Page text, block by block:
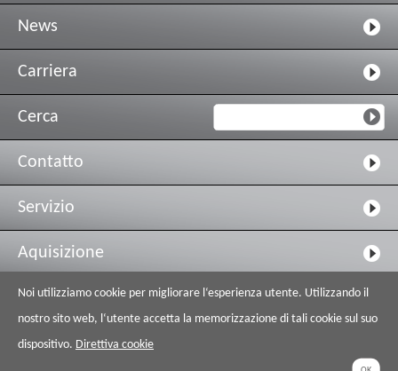
News
Carriera
Cerca
Contatto
Servizio
Aquisizione
Codice etico e di condotta
Riferimenti
Noi utilizziamo cookie per migliorare l‘esperienza utente. Utilizzando il
nostro sito web, l‘utente accetta la memorizzazione di tali cookie sul suo
dispositivo. Direttiva cookie